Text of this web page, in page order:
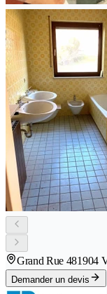
Grand Rue 481904
Demander un devis